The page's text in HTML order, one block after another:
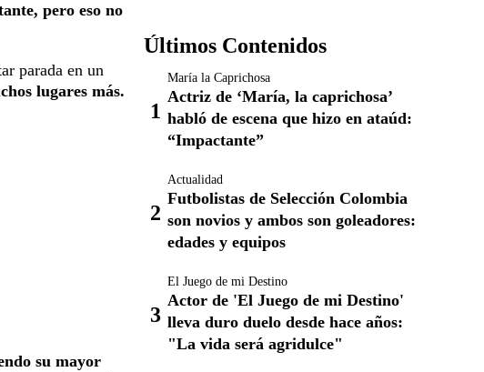
pero eso no
parada en un
lugares más.
su mayor
Últimos Contenidos
María la Caprichosa
Actriz de ‘María, la caprichosa’
habló de escena que hizo en ataúd:
“Impactante”
Actualidad
Futbolistas de Selección Colombia
son novios y ambos son goleadores:
edades y equipos
El Juego de mi Destino
Actor de 'El Juego de mi Destino'
lleva duro duelo desde hace años:
"La vida será agridulce"